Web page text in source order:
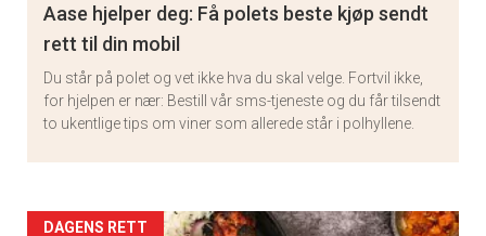
Aase hjelper deg: Få polets beste kjøp sendt
rett til din mobil
Du står på polet og vet ikke hva du skal velge. Fortvil ikke,
for hjelpen er nær: Bestill vår sms-tjeneste og du får tilsendt
to ukentlige tips om viner som allerede står i polhyllene.
DAGENS RETT